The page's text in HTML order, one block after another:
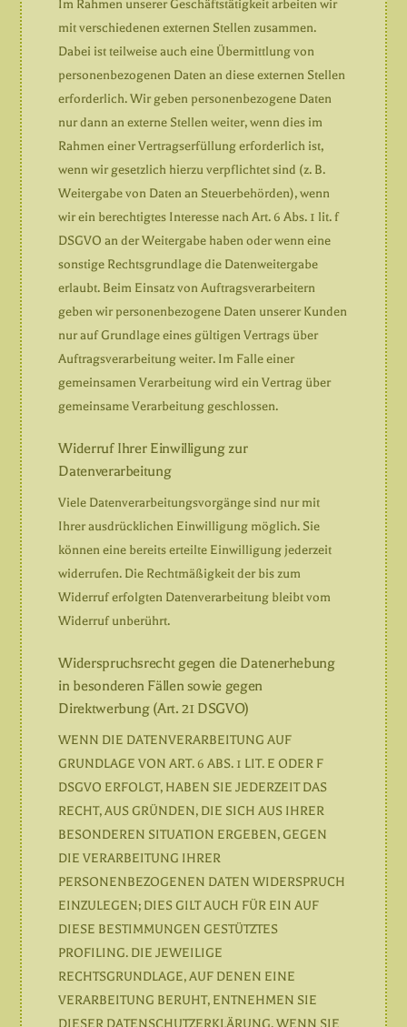
Im Rahmen unserer Geschäftstätigkeit arbeiten wir
mit verschiedenen externen Stellen zusammen.
Dabei ist teilweise auch eine Übermittlung von
personenbezogenen Daten an diese externen Stellen
erforderlich. Wir geben personenbezogene Daten
nur dann an externe Stellen weiter, wenn dies im
Rahmen einer Vertragserfüllung erforderlich ist,
wenn wir gesetzlich hierzu verpflichtet sind (z. B.
Weitergabe von Daten an Steuerbehörden), wenn
wir ein berechtigtes Interesse nach Art. 6 Abs. 1 lit. f
DSGVO an der Weitergabe haben oder wenn eine
sonstige Rechtsgrundlage die Datenweitergabe
erlaubt. Beim Einsatz von Auftragsverarbeitern
geben wir personenbezogene Daten unserer Kunden
nur auf Grundlage eines gültigen Vertrags über
Auftragsverarbeitung weiter. Im Falle einer
gemeinsamen Verarbeitung wird ein Vertrag über
gemeinsame Verarbeitung geschlossen.
Widerruf Ihrer Einwilligung zur
Datenverarbeitung
Viele Datenverarbeitungsvorgänge sind nur mit
Ihrer ausdrücklichen Einwilligung möglich. Sie
können eine bereits erteilte Einwilligung jederzeit
widerrufen. Die Rechtmäßigkeit der bis zum
Widerruf erfolgten Datenverarbeitung bleibt vom
Widerruf unberührt.
Widerspruchsrecht gegen die Datenerhebung
in besonderen Fällen sowie gegen
Direktwerbung (Art. 21 DSGVO)
WENN DIE DATENVERARBEITUNG AUF
GRUNDLAGE VON ART. 6 ABS. 1 LIT. E ODER F
DSGVO ERFOLGT, HABEN SIE JEDERZEIT DAS
RECHT, AUS GRÜNDEN, DIE SICH AUS IHRER
BESONDEREN SITUATION ERGEBEN, GEGEN
DIE VERARBEITUNG IHRER
PERSONENBEZOGENEN DATEN WIDERSPRUCH
EINZULEGEN; DIES GILT AUCH FÜR EIN AUF
DIESE BESTIMMUNGEN GESTÜTZTES
PROFILING. DIE JEWEILIGE
RECHTSGRUNDLAGE, AUF DENEN EINE
VERARBEITUNG BERUHT, ENTNEHMEN SIE
DIESER DATENSCHUTZERKLÄRUNG. WENN SIE